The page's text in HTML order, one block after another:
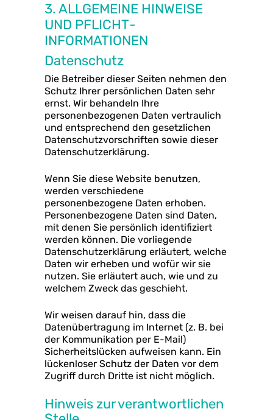
3. ALLGEMEINE HINWEISE
UND PFLICHT­
INFORMATIONEN
Datenschutz
Die Betreiber dieser Seiten nehmen den
Schutz Ihrer persönlichen Daten sehr
ernst. Wir behandeln Ihre
personenbezogenen Daten vertraulich
und entsprechend den gesetzlichen
Datenschutzvorschriften sowie dieser
Datenschutzerklärung.
Wenn Sie diese Website benutzen,
werden verschiedene
personenbezogene Daten erhoben.
Personenbezogene Daten sind Daten,
mit denen Sie persönlich identifiziert
werden können. Die vorliegende
Datenschutzerklärung erläutert, welche
Daten wir erheben und wofür wir sie
nutzen. Sie erläutert auch, wie und zu
welchem Zweck das geschieht.
Wir weisen darauf hin, dass die
Datenübertragung im Internet (z. B. bei
der Kommunikation per E-Mail)
Sicherheitslücken aufweisen kann. Ein
lückenloser Schutz der Daten vor dem
Zugriff durch Dritte ist nicht möglich.
Hinweis zur verantwortlichen